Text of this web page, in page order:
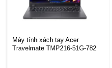
Máy tính xách tay Acer
Travelmate TMP216-51G-782